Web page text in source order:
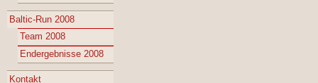
Baltic-Run 2008
Team 2008
Endergebnisse 2008
Kontakt